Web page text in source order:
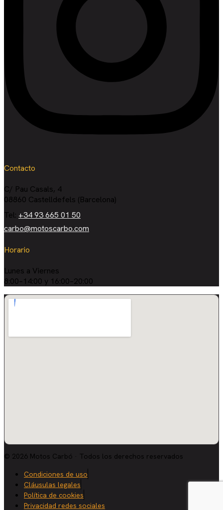
Contacto
C/ Pau Casals, 4
08860 Castelldefels (Barcelona)
Tel: +34 93 665 01 50
carbo@motoscarbo.com
Horario
Lunes a Viernes
8:00–14:00 y 16:00–20:00
© 2026 Motos Carbó · Todos los derechos reservados
Condiciones de uso
Cláusulas legales
Política de cookies
Privacidad redes sociales